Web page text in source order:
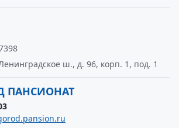
ш., д. 96, корп. 1, под. 1
ПАНСИОНАТ